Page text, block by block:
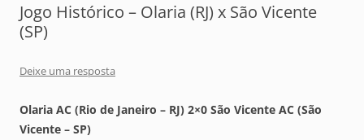
Jogo Histórico – Olaria (RJ) x São Vicente
(SP)
Deixe uma resposta
Olaria AC (Rio de Janeiro – RJ) 2×0 São Vicente AC (São
Vicente – SP)